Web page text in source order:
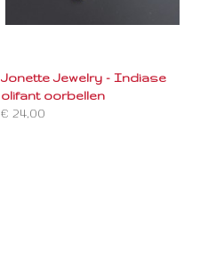
Jonette Jewelry - Indiase
olifant oorbellen
€ 24,00